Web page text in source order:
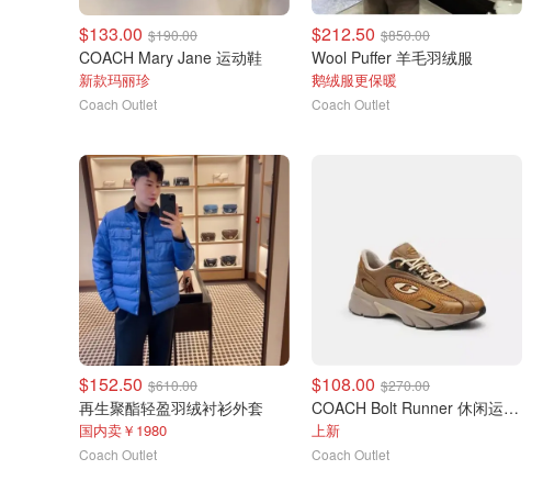
$133.00 $190.00
COACH Mary Jane 运动鞋
新款玛丽珍
Coach Outlet
$212.50 $850.00
Wool Puffer 羊毛羽绒服
鹅绒服更保暖
Coach Outlet
$152.50 $610.00
再生聚酯轻盈羽绒衬衫外套
国内卖￥1980
Coach Outlet
$108.00 $270.00
COACH Bolt Runner 休闲运动鞋
上新
Coach Outlet